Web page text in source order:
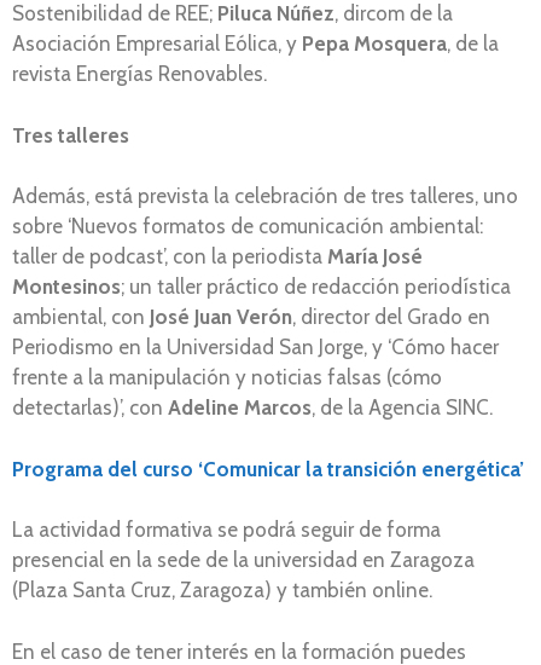
Sostenibilidad de REE; Piluca Núñez, dircom de la
Asociación Empresarial Eólica, y Pepa Mosquera, de la
revista Energías Renovables.
Tres talleres
Además, está prevista la celebración de tres talleres, uno
sobre ‘Nuevos formatos de comunicación ambiental:
taller de podcast’, con la periodista María José
Montesinos; un taller práctico de redacción periodística
ambiental, con José Juan Verón, director del Grado en
Periodismo en la Universidad San Jorge, y ‘Cómo hacer
frente a la manipulación y noticias falsas (cómo
detectarlas)’, con Adeline Marcos, de la Agencia SINC.
Programa del curso ‘Comunicar la transición energética’
La actividad formativa se podrá seguir de forma
presencial en la sede de la universidad en Zaragoza
(Plaza Santa Cruz, Zaragoza) y también online.
En el caso de tener interés en la formación puedes